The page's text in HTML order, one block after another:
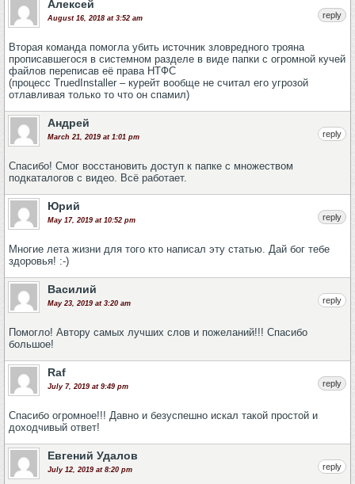
Алексей
August 16, 2018 at 3:52 am
Вторая команда помогла убить источник зловредного трояна
прописавшегося в системном разделе в виде папки с огромной кучей
файлов переписав её права НТФС
(процесс TruedInstaller – курейт вообще не считал его угрозой
отлавливая только то что он спамил)
reply
Андрей
March 21, 2019 at 1:01 pm
Спасибо! Смог восстановить доступ к папке с множеством
подкаталогов с видео. Всё работает.
reply
Юрий
May 17, 2019 at 10:52 pm
Многие лета жизни для того кто написал эту статью. Дай бог тебе
здоровья! :-)
reply
Василий
May 23, 2019 at 3:20 am
Помогло! Автору самых лучших слов и пожеланий!!! Спасибо
большое!
reply
Raf
July 7, 2019 at 9:49 pm
Спасибо огромное!!! Давно и безуспешно искал такой простой и
доходчивый ответ!
reply
Евгений Удалов
July 12, 2019 at 8:20 pm reply